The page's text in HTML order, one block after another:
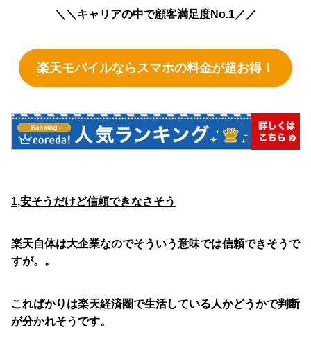
＼＼キャリアの中で顧客満足度No.1／／
楽天モバイルならスマホの料金が超お得！
1,安そうだけど信頼できなさそう
楽天自体は大企業なのでそういう意味では信頼できそうで
すが。。
こればかりは楽天経済圏で生活している人かどうかで判断
が分かれそうです。